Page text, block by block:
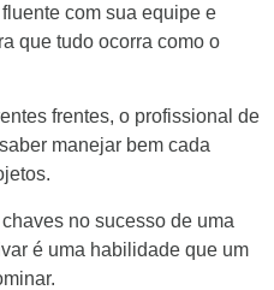
com sua equipe e
que tudo ocorra como o
frentes, o profissional de
manejar bem cada
no sucesso de uma
é uma habilidade que um